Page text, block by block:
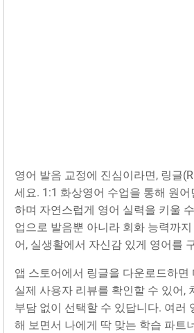
영어 발음 교정에 진심이라면, 링글
세요. 1:1 화상영어 수업을 통해 원
하며 자연스럽게 영어 실력을 키울
업으로 발음뿐 아니라 회화 능력까
어, 실생활에서 자신감 있게 영어를
앱 스토어에서 링글을 다운로드하면
실제 사용자 리뷰를 확인할 수 있어,
부담 없이 선택할 수 있답니다. 여러
해 보면서 나에게 딱 맞는 학습 파트